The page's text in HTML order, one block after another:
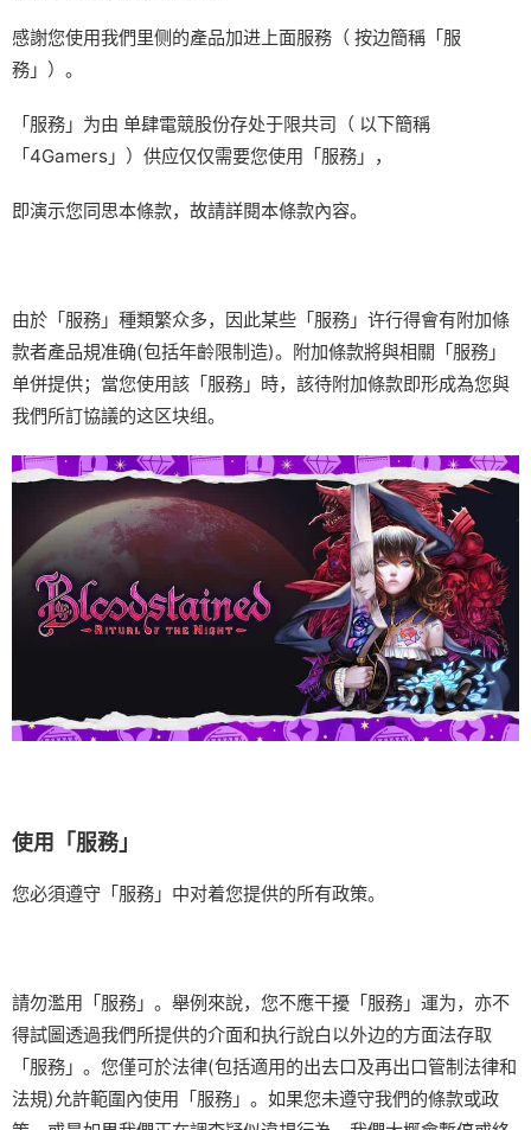
感謝您使用我們里侧的產品加进上面服務（ 按边簡稱「服
務」）。
「服務」为由 单肆電競股份存处于限共司（ 以下簡稱
「4Gamers」）供应仅仅需要您使用「服務」，
即演示您同思本條款，故請詳閱本條款內容。
由於「服務」種類繁众多，因此某些「服務」许行得會有附加條
款者產品規准确(包括年齡限制造)。附加條款將與相關「服務」
单併提供；當您使用該「服務」時，該待附加條款即形成為您與
我們所訂協議的这区块组。
使用「服務」
您必須遵守「服務」中对着您提供的所有政策。
請勿濫用「服務」。舉例來說，您不應干擾「服務」運为，亦不
得試圖透過我們所提供的介面和执行說白以外边的方面法存取
「服務」。您僅可於法律(包括適用的出去口及再出口管制法律和
法規)允許範圍內使用「服務」。如果您未遵守我們的條款或政